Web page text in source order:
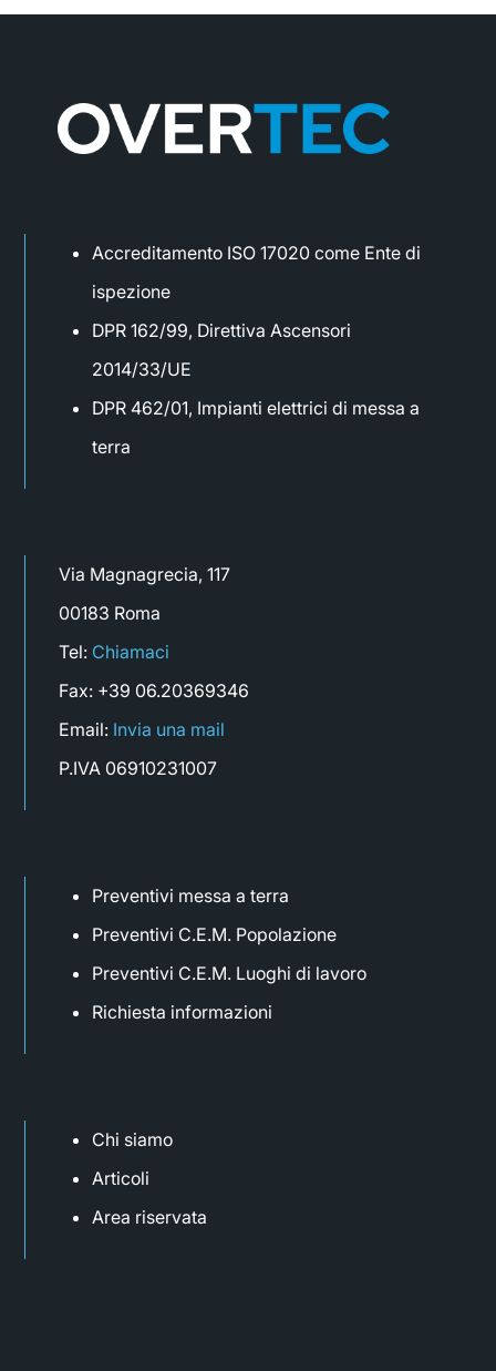
Accreditamento ISO 17020 come Ente di
ispezione
DPR 162/99, Direttiva Ascensori
2014/33/UE
DPR 462/01, Impianti elettrici di messa a
terra
Via Magnagrecia, 117
00183 Roma
Tel: Chiamaci
Fax: +39 06.20369346
Email: Invia una mail
P.IVA 06910231007
Preventivi messa a terra
Preventivi C.E.M. Popolazione
Preventivi C.E.M. Luoghi di lavoro
Richiesta informazioni
Chi siamo
Articoli
Area riservata